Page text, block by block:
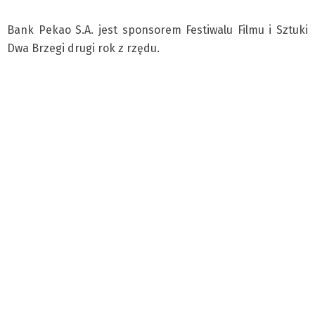
Bank Pekao S.A. jest sponsorem Festiwalu Filmu i Sztuki
Dwa Brzegi drugi rok z rzędu.